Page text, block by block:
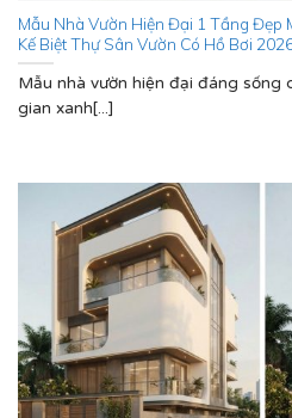
Mẫu Nhà Vườn Hiện Đại 1 Tầng Đẹp
Kế Biệt Thự Sân Vườn Có Hồ Bơi
Mẫu nhà vườn hiện đại đáng sống
gian xanh[...]